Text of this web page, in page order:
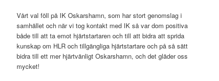
Vårt val föll på IK Oskarshamn, som har stort genomslag i
samhället och när vi tog kontakt med IK så var dom positiva
både till att ta emot hjärtstartaren och till att bidra att sprida
kunskap om HLR och tillgängliga hjärtstartare och på så sätt
bidra till ett mer hjärtvänligt Oskarshamn, och det gläder oss
mycket!